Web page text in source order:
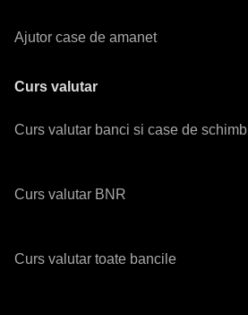
Ajutor case de amanet
Curs valutar
Curs valutar banci si case de schimb
Curs valutar BNR
Curs valutar toate bancile